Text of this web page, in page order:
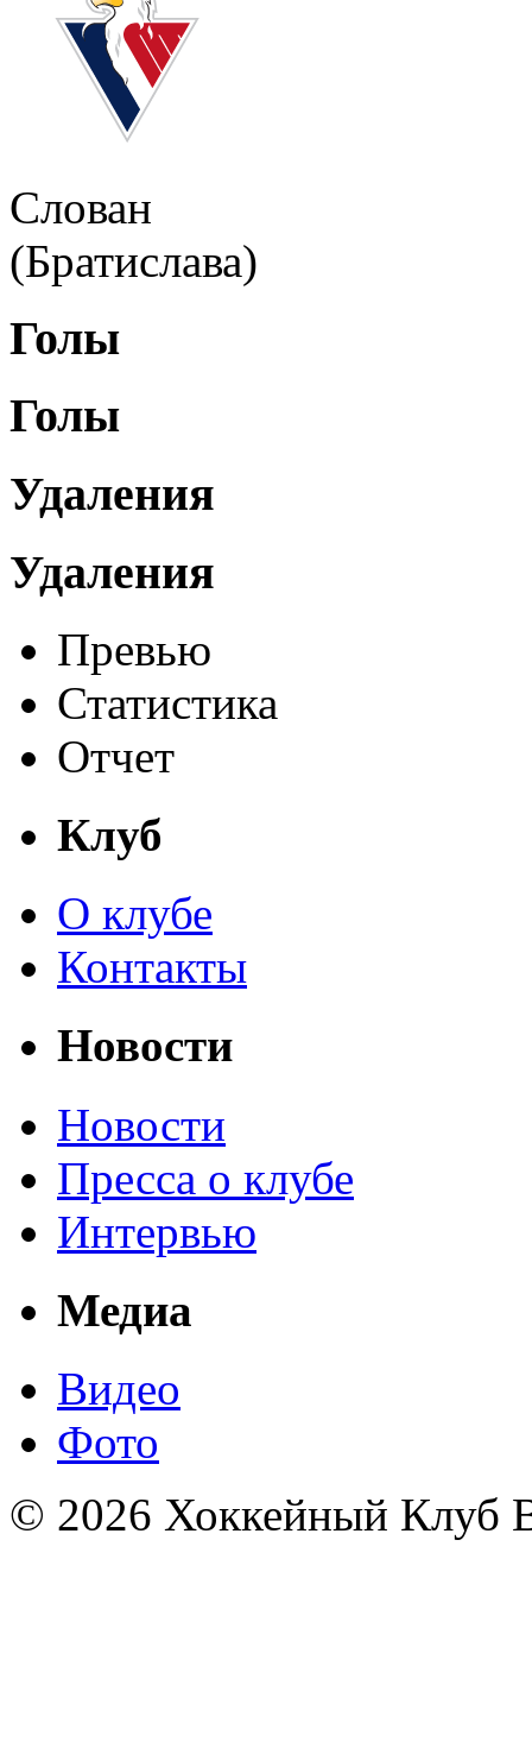
Слован
(Братислава)
Голы
Голы
Удаления
Удаления
Превью
Статистика
Отчет
Клуб
О клубе
Контакты
Новости
Новости
Пресса о клубе
Интервью
Медиа
Видео
Фото
© 2026 Хоккейный Клуб